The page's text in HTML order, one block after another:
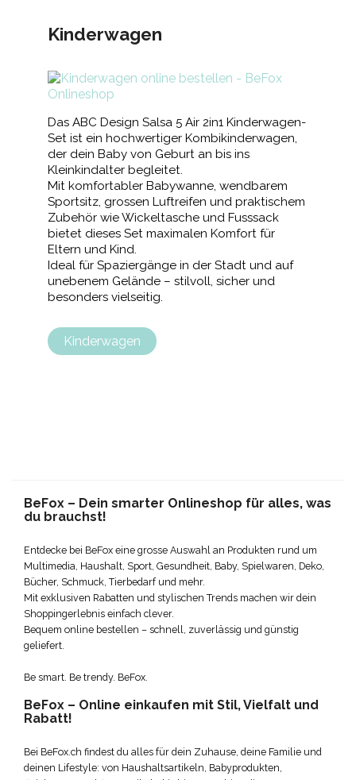
Kinderwagen
Das ABC Design Salsa 5 Air 2in1 Kinderwagen-
Set ist ein hochwertiger Kombikinderwagen,
der dein Baby von Geburt an bis ins
Kleinkindalter begleitet.
Mit komfortabler Babywanne, wendbarem
Sportsitz, grossen Luftreifen und praktischem
Zubehör wie Wickeltasche und Fusssack
bietet dieses Set maximalen Komfort für
Eltern und Kind.
Ideal für Spaziergänge in der Stadt und auf
unebenem Gelände – stilvoll, sicher und
besonders vielseitig.
Kinderwagen
BeFox – Dein smarter Onlineshop für alles, was
du brauchst!
Entdecke bei BeFox eine grosse Auswahl an Produkten rund um
Multimedia, Haushalt, Sport, Gesundheit, Baby, Spielwaren, Deko,
Bücher, Schmuck, Tierbedarf und mehr.
Mit exklusiven Rabatten und stylischen Trends machen wir dein
Shoppingerlebnis einfach clever.
Bequem online bestellen – schnell, zuverlässig und günstig
geliefert.
Be smart. Be trendy. BeFox.
BeFox – Online einkaufen mit Stil, Vielfalt und
Rabatt!
Bei BeFox.ch findest du alles für dein Zuhause, deine Familie und
deinen Lifestyle: von Haushaltsartikeln, Babyprodukten,